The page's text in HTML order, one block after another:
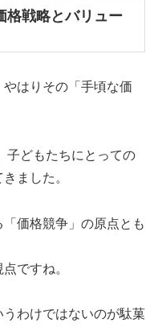
格戦略とバリュー
はりその「手頃な価
子どもたちにとっての
ました。
価格競争」の原点とも
ですね。
わけではないのが駄菓